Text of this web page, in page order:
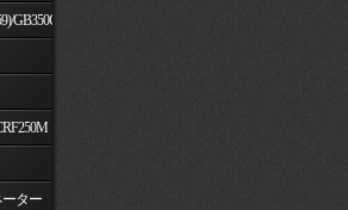
GB350C(NC64)
ター